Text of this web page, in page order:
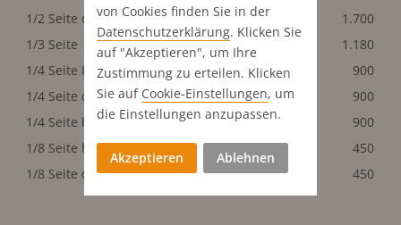
1/2 Seite quer
200x120 mm
1.700
1/3 Seite
200x80 mm
1.180
1/4 Seite Klassisch
98x120 mm
900
1/4 Seite quer
200x60 mm
900
1/4 Seite hoch
47x250 mm
900
1/8 Seite hoch
47x120 mm
450
1/8 Seite quer
98x60 mm 450
von Cookies finden Sie in der
Datenschutz­erklärung. Klicken Sie
auf "Akzeptieren", um Ihre
Zustimmung zu erteilen. Klicken
Sie auf Cookie-Einstellungen, um
die Einstellungen anzupassen.
Akzeptieren Ablehnen